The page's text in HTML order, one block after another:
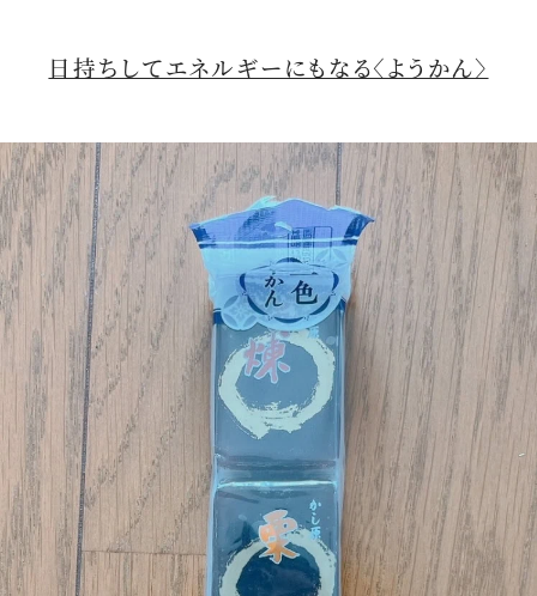
日持ちしてエネルギーにもなる〈ようかん〉